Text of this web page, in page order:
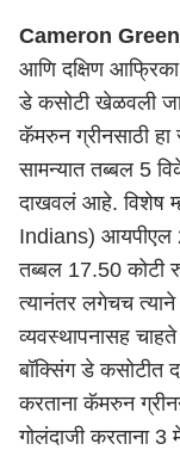
Cameron
आणि दक्षिण आफ्रिका
डे कसोटी खेळवली
कॅमरुन ग्रीनसाठी
सामन्यात तब्बल 5
दाखवलं आहे. विशेष
Indians) आयपीएल
तब्बल 17.50 कोटी
त्यानंतर लगेचच त्याने
व्यवस्थापनासह
बॉक्सिंग डे कसोटीत
करताना कॅमरुन
गोलंदाजी करताना